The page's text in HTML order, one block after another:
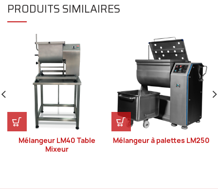
PRODUITS SIMILAIRES
Mélangeur LM40 Table
Mixeur
Mélangeur à palettes LM250